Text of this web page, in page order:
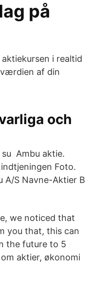
på
i realtid
værdien af din
och
su Ambu aktie.
Foto.
A/S Navne-Aktier B
we noticed that
you that, this can
the future to 5
aktier, økonomi